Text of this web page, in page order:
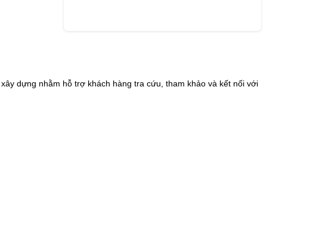
dựng nhằm hỗ trợ khách hàng tra cứu, tham khảo và kết nối với